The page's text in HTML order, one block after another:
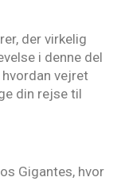
der virkelig
i denne del
vejret
din rejse til
Gigantes, hvor